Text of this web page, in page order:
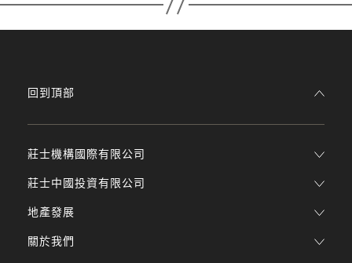
莊士機構國際有限公司
莊士中國投資有限公司
地產發展
關於我們
回到頂部